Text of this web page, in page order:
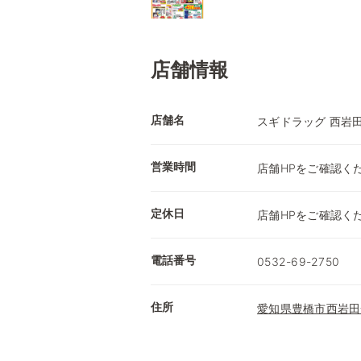
店舗情報
店舗名 スギドラッグ 西岩
営業時間 店舗HPをご確認く
定休日 店舗HPをご確認く
電話番号 0532-69-2750
住所 愛知県豊橋市西岩